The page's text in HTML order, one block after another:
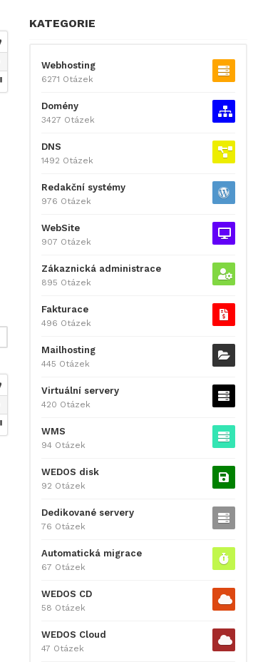
KATEGORIE
Webhosting
6271 Otázek
Domény
3427 Otázek
DNS
1492 Otázek
Redakční systémy
976 Otázek
WebSite
907 Otázek
Zákaznická administrace
895 Otázek
Fakturace
496 Otázek
Mailhosting
445 Otázek
Virtuální servery
420 Otázek
WMS
94 Otázek
WEDOS disk
92 Otázek
Dedikované servery
76 Otázek
Automatická migrace
67 Otázek
WEDOS CD
58 Otázek
WEDOS Cloud
47 Otázek